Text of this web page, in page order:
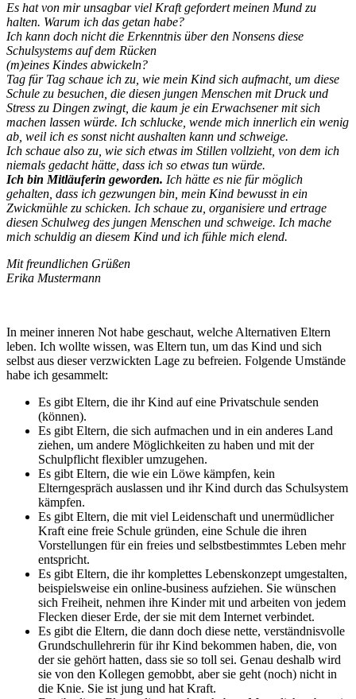
Es hat von mir unsagbar viel Kraft gefordert meinen Mund zu
halten. Warum ich das getan habe?
Ich kann doch nicht die Erkenntnis über den Nonsens diese
Schulsystems auf dem Rücken
(m)eines Kindes abwickeln?
Tag für Tag schaue ich zu, wie mein Kind sich aufmacht, um diese
Schule zu besuchen, die diesen jungen Menschen mit Druck und
Stress zu Dingen zwingt, die kaum je ein Erwachsener mit sich
machen lassen würde. Ich schlucke, wende mich innerlich ein wenig
ab, weil ich es sonst nicht aushalten kann und schweige.
Ich schaue also zu, wie sich etwas im Stillen vollzieht, von dem ich
niemals gedacht hätte, dass ich so etwas tun würde.
Ich bin Mitläuferin geworden. Ich hätte es nie für möglich
gehalten, dass ich gezwungen bin, mein Kind bewusst in ein
Zwickmühle zu schicken. Ich schaue zu, organisiere und ertrage
diesen Schulweg des jungen Menschen und schweige. Ich mache
mich schuldig an diesem Kind und ich fühle mich elend.
Mit freundlichen Grüßen
Erika Mustermann
In meiner inneren Not habe geschaut, welche Alternativen Eltern
leben. Ich wollte wissen, was Eltern tun, um das Kind und sich
selbst aus dieser verzwickten Lage zu befreien. Folgende Umstände
habe ich gesammelt:
Es gibt Eltern, die ihr Kind auf eine Privatschule senden
(können).
Es gibt Eltern, die sich aufmachen und in ein anderes Land
ziehen, um andere Möglichkeiten zu haben und mit der
Schulpflicht flexibler umzugehen.
Es gibt Eltern, die wie ein Löwe kämpfen, kein
Elterngespräch auslassen und ihr Kind durch das Schulsystem
kämpfen.
Es gibt Eltern, die mit viel Leidenschaft und unermüdlicher
Kraft eine freie Schule gründen, eine Schule die ihren
Vorstellungen für ein freies und selbstbestimmtes Leben mehr
entspricht.
Es gibt Eltern, die ihr komplettes Lebenskonzept umgestalten,
beispielsweise ein online-business aufziehen. Sie wünschen
sich Freiheit, nehmen ihre Kinder mit und arbeiten von jedem
Flecken dieser Erde, der sie mit dem Internet verbindet.
Es gibt die Eltern, die dann doch diese nette, verständnisvolle
Grundschullehrerin für ihr Kind bekommen haben, die, von
der sie gehört hatten, dass sie so toll sei. Genau deshalb wird
sie von den Kollegen gemobbt, aber sie geht (noch) nicht in
die Knie. Sie ist jung und hat Kraft.